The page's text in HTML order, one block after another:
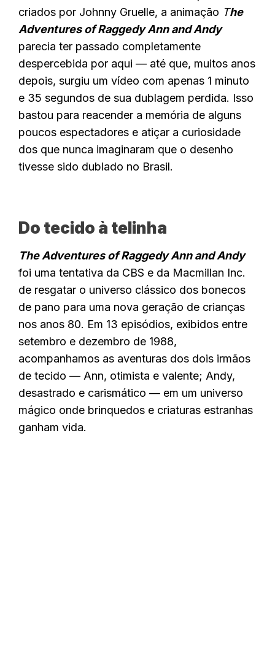
criados por Johnny Gruelle, a animação The
Adventures of Raggedy Ann and Andy
parecia ter passado completamente
despercebida por aqui — até que, muitos anos
depois, surgiu um vídeo com apenas 1 minuto
e 35 segundos de sua dublagem perdida. Isso
bastou para reacender a memória de alguns
poucos espectadores e atiçar a curiosidade
dos que nunca imaginaram que o desenho
tivesse sido dublado no Brasil.
Do tecido à telinha
The Adventures of Raggedy Ann and Andy
foi uma tentativa da CBS e da Macmillan Inc.
de resgatar o universo clássico dos bonecos
de pano para uma nova geração de crianças
nos anos 80. Em 13 episódios, exibidos entre
setembro e dezembro de 1988,
acompanhamos as aventuras dos dois irmãos
de tecido — Ann, otimista e valente; Andy,
desastrado e carismático — em um universo
mágico onde brinquedos e criaturas estranhas
ganham vida.